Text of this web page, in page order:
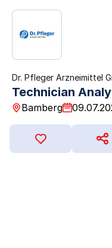
Dr. Pfleger Arzneimittel
Technician
Bamberg